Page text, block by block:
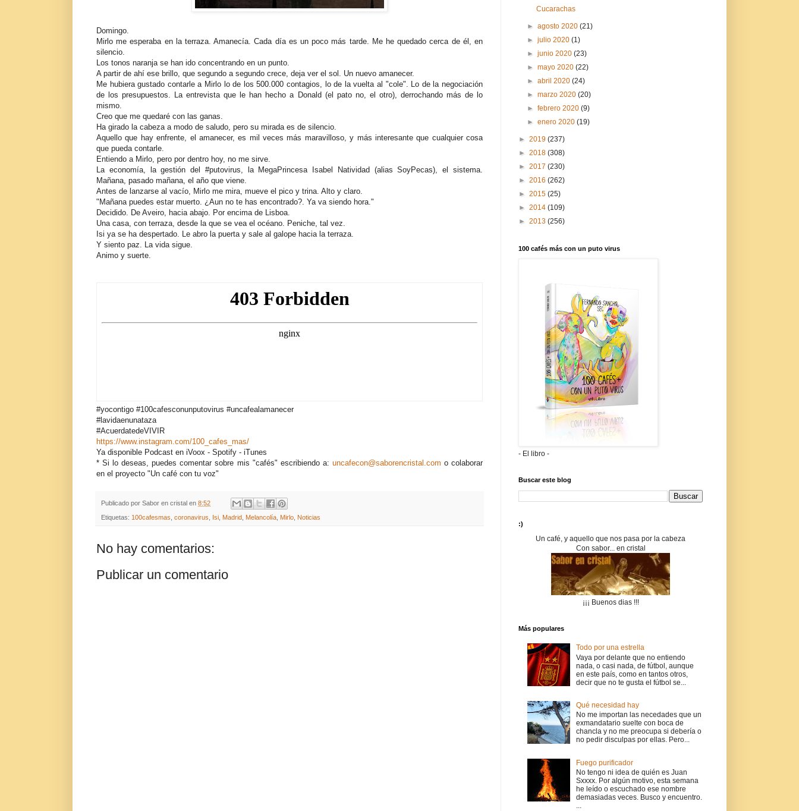
Domingo.
Mirlo me esperaba en la terraza. Amanecía. Cada día es un poco más tarde. Me he quedado cerca de él, en
silencio.
Los tonos naranja se han ido concentrando en un punto.
A partir de ahí ese brillo, que segundo a segundo crece, deja ver el sol. Un nuevo amanecer.
Me hubiera gustado contarle a Mirlo lo de los 500.000 contagios, lo de la vuelta al "cole". Lo de la negociación
de los presupuestos. La entrevista que le han hecho a Donald (el pato no, el otro), derrochando más de lo
mismo.
Creo que me quedaré con las ganas.
Ha girado la cabeza a modo de saludo, pero su mirada es de silencio.
Aquello que hay enfrente, el amanecer, es mil veces más maravilloso, y más interesante que cualquier cosa
que pueda contarle.
Entiendo a Mirlo, pero por dentro hoy, no me sirve.
La economía, la gestión del #putovirus, la MegaPrincesa Isabel Natividad (alias SoyPecas), el sistema.
Mañana, pasado mañana, el año que viene.
Antes de lanzarse al vacío, Mirlo me mira, mueve el pico y trina. Alto y claro.
"Mañana puedes estar muerto. ¿Aun no te has encontrado?. Ya va siendo hora."
Decidido. De Aveiro, hacia abajo. Por encima de Lisboa.
Una casa, con terraza, desde la que se vea el océano. Peniche, tal vez.
Isi ya se ha despertado. Le abro la puerta y sale al galope hacia la terraza.
Y siento paz. La vida sigue.
Animo y suerte.
#yocontigo #100cafesconunputovirus #uncafealamanecer
#lavidaenunataza
#AcuerdatedeVIVIR
https://www.instagram.com/100_cafes_mas/
Ya disponible Podcast en iVoox - Spotify - iTunes
* Si lo deseas, puedes comentar sobre mis "cafés" escribiendo a: uncafecon@saborencristal.com o colaborar
en el proyecto "Un café con tu voz"
Publicado por Sabor en cristal en 8:52
Etiquetas: 100cafesmas coronavirus Isi Madrid Melancolía Mirlo Noticias
No hay comentarios:
Publicar un comentario
Cucarachas
►agosto 2020(21)
►julio 2020(1)
►junio 2020(23)
►mayo 2020(22)
►abril 2020(24)
►marzo 2020(20)
►febrero 2020(9)
►enero 2020(19)
► 2019 (237)
► 2018 (308)
► 2017 (230)
► 2016 (262)
► 2015 (25)
► 2014 (109)
► 2013 (256)
100 cafés más con un puto virus
- El libro -
Buscar este blog
:)
Un café, y aquello que nos pasa por la cabeza
Con sabor... en cristal
¡¡¡ Buenos dias !!!
Más populares
Todo por una estrella
Vaya por delante que no entiendo
nada, o casi nada, de fútbol, aunque
en este país, como en tantos otros,
decir que no te gusta el fútbol se...
Qué necesidad hay
No me importan las necedades que un
exmandatario suelte con boca de
chancla y no me preocupa si debería o
no pedir disculpas por ellas. Pero...
Fuego purificador
No tengo ni idea de quién es Juan
Sxxxx. Por algún motivo, esta semana
he leído o escuchado ese nombre
demasiadas veces. Busco y encuentro.
...